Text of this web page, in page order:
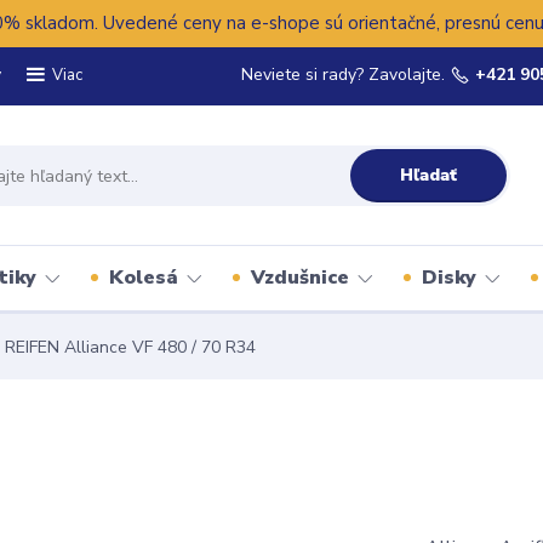
skladom. Uvedené ceny na e-shope sú orientačné, presnú
Viac
Hľadať
Neviete si rady? Zavolajte. +421
Kolesá Vzdušnice Disky
REIFEN Alliance VF 480 / 70 R34